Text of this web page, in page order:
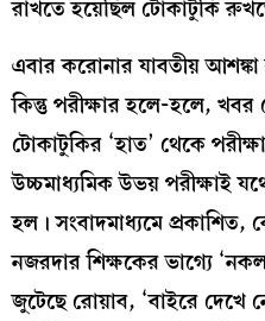
রাখতে হয়েছিল টোকাটুকি
এবার করোনার যাবতীয়
কিন্তু পরীক্ষার হলে-হলে, খবর
টোকাটুকির ‘হাত’ থেকে
উচ্চমাধ্যমিক উভয় পরীক্ষাই
হল। সংবাদমাধ্যমে প্রকাশিত,
নজরদার শিক্ষকের ভাগ্যে
জুটেছে রোয়াব, ‘বাইরে দেখে